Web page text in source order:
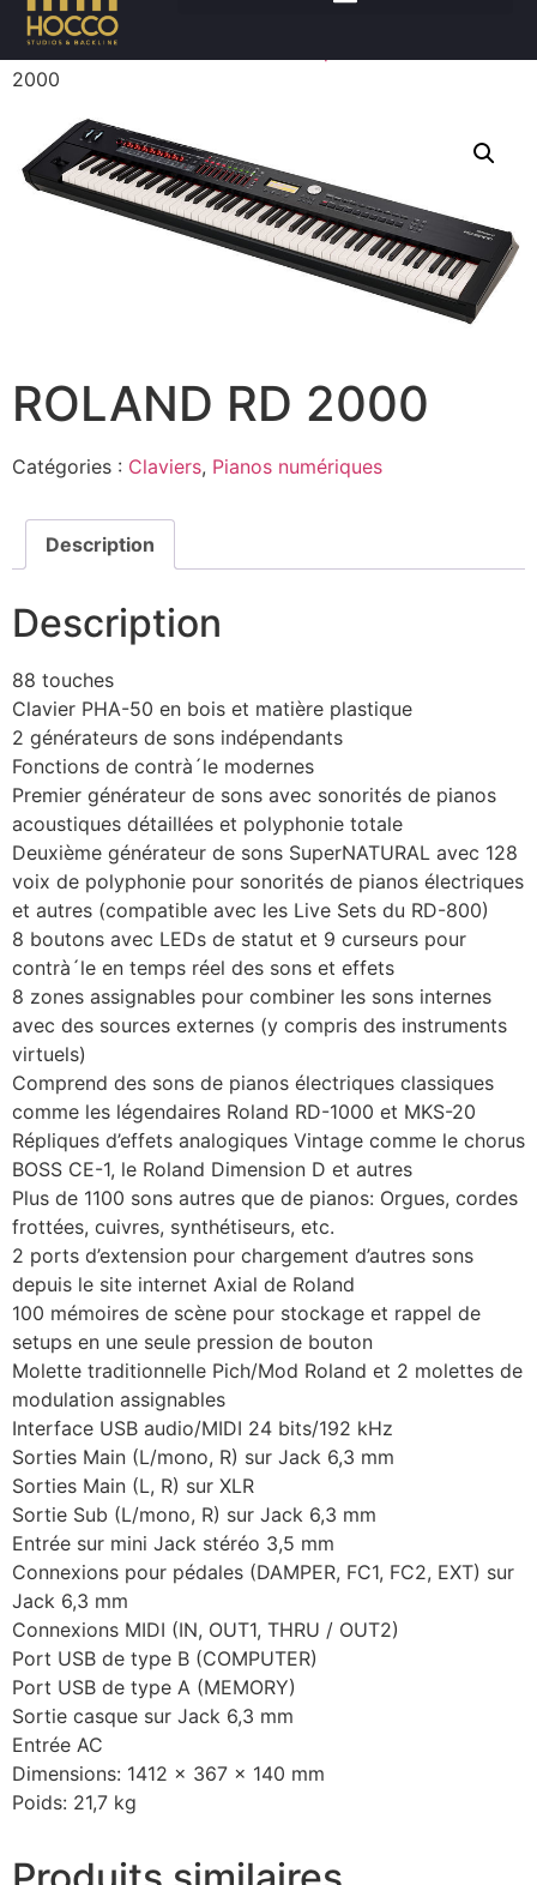
Accueil/Claviers
2000
ROLAND RD 2000
Catégories : Claviers, Pianos numériques
Description
Description
88 touches
Clavier PHA-50 en bois et matière plastique
2 générateurs de sons indépendants
Fonctions de contrà´le modernes
Premier générateur de sons avec sonorités de pianos
acoustiques détaillées et polyphonie totale
Deuxième générateur de sons SuperNATURAL avec 128
voix de polyphonie pour sonorités de pianos électriques
et autres (compatible avec les Live Sets du RD-800)
8 boutons avec LEDs de statut et 9 curseurs pour
contrà´le en temps réel des sons et effets
8 zones assignables pour combiner les sons internes
avec des sources externes (y compris des instruments
virtuels)
Comprend des sons de pianos électriques classiques
comme les légendaires Roland RD-1000 et MKS-20
Répliques d’effets analogiques Vintage comme le chorus
BOSS CE-1, le Roland Dimension D et autres
Plus de 1100 sons autres que de pianos: Orgues, cordes
frottées, cuivres, synthétiseurs, etc.
2 ports d’extension pour chargement d’autres sons
depuis le site internet Axial de Roland
100 mémoires de scène pour stockage et rappel de
setups en une seule pression de bouton
Molette traditionnelle Pich/Mod Roland et 2 molettes de
modulation assignables
Interface USB audio/MIDI 24 bits/192 kHz
Sorties Main (L/mono, R) sur Jack 6,3 mm
Sorties Main (L, R) sur XLR
Sortie Sub (L/mono, R) sur Jack 6,3 mm
Entrée sur mini Jack stéréo 3,5 mm
Connexions pour pédales (DAMPER, FC1, FC2, EXT) sur
Jack 6,3 mm
Connexions MIDI (IN, OUT1, THRU / OUT2)
Port USB de type B (COMPUTER)
Port USB de type A (MEMORY)
Sortie casque sur Jack 6,3 mm
Entrée AC
Dimensions: 1412 x 367 x 140 mm
Poids: 21,7 kg